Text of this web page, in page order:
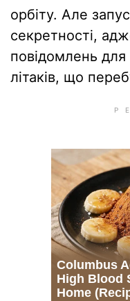
орбіту. Але
секретності,
повідомлень для
літаків, що